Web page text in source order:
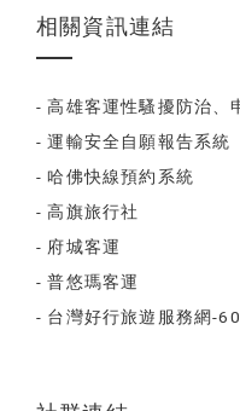
相關資訊連結
- 高雄客運性騷擾防治、
- 運輸安全自願報告系統
- 哈佛快線預約系統
- 高旗旅行社
- 府城客運
- 普悠瑪客運
- 台灣好行旅遊服務網-